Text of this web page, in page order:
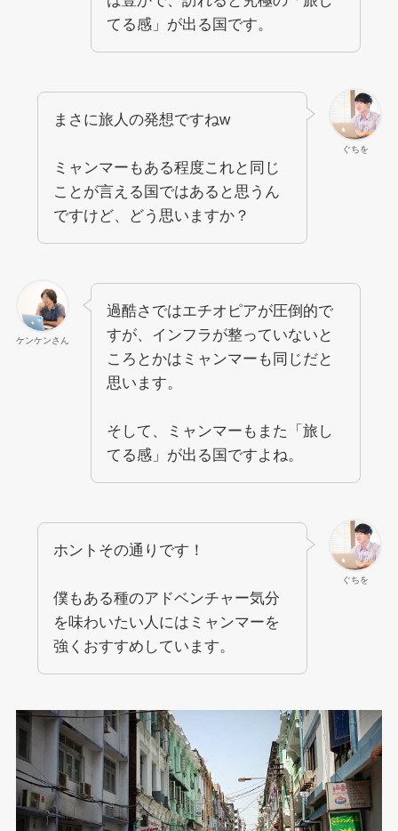
てる感」が出る国です。
ぐちを
まさに旅人の発想ですねw
ミャンマーもある程度これと同じ
ことが言える国ではあると思うん
ですけど、どう思いますか？
ケンケンさん
過酷さではエチオピアが圧倒的で
すが、インフラが整っていないと
ころとかはミャンマーも同じだと
思います。
そして、ミャンマーもまた「旅し
てる感」が出る国ですよね。
ぐちを
ホントその通りです！
僕もある種のアドベンチャー気分
を味わいたい人にはミャンマーを
強くおすすめしています。